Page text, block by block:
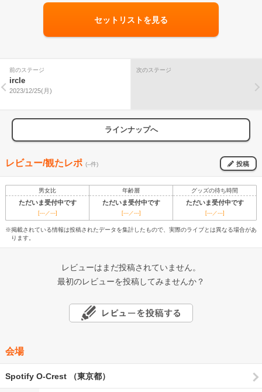
セットリストを見る
前のステージ
ircle
2023/12/25(月)
次のステージ
ラインナップへ
レビュー/観たレポ (--件) 投稿
男女比 年齢層 グッズの待ち時間
ただいま受付中です ただいま受付中です ただいま受付中です
[---／---] [---／---] [---／---]
※掲載されている情報は投稿されたデータを集計したもので、実際のライブとは異なる場合があ
ります。
レビューはまだ投稿されていません。
最初のレビューを投稿してみませんか？
会場
Spotify O-Crest （東京都）